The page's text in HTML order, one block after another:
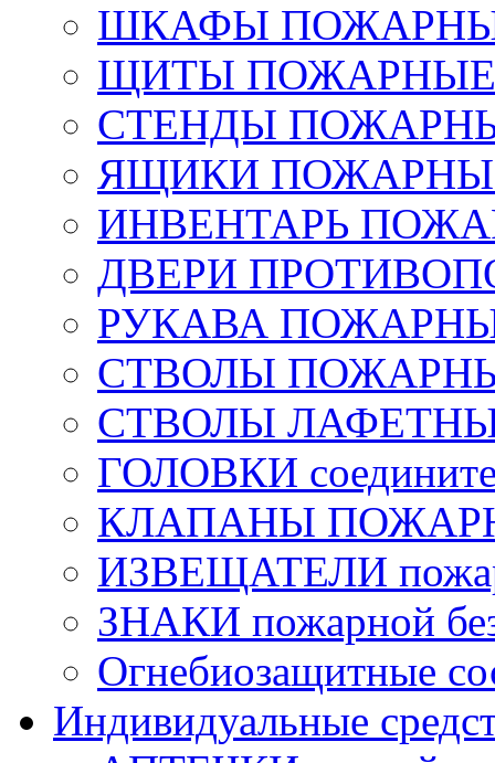
ШКАФЫ
ЩИТЫ ПОЖАРНЫЕ
СТЕНДЫ
ЯЩИКИ ПОЖАРНЫЕ
ИНВЕНТАРЬ
ДВЕРИ
РУКАВА
СТВОЛЫ
СТВОЛЫ
ГОЛОВКИ
КЛАПАНЫ
ИЗВЕЩАТЕЛИ
ЗНАКИ пожарной
Огнебиозащитные
Индивидуальные